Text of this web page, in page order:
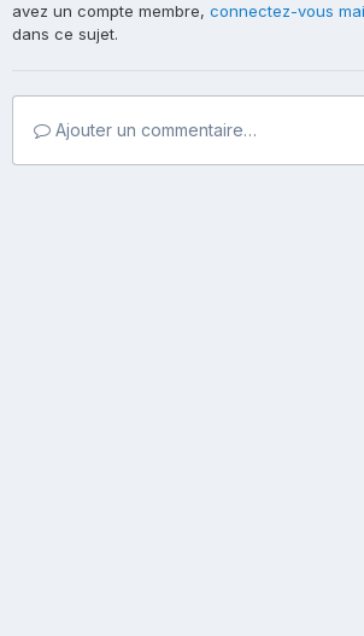
avez un compte membre, connectez-vous
dans ce sujet.
Ajouter un commentaire…